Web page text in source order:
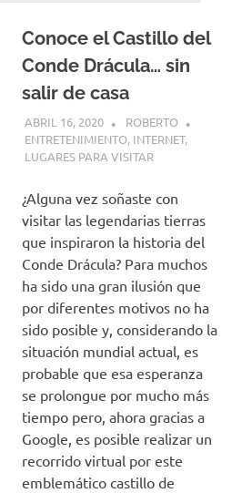
Conoce el Castillo del
Conde Drácula… sin
salir de casa
ABRIL 16, 2020
ROBERTO
ENTRETENIMIENTO, INTERNET,
LUGARES PARA VISITAR
¿Alguna vez soñaste con
visitar las legendarias tierras
que inspiraron la historia del
Conde Drácula? Para muchos
ha sido una gran ilusión que
por diferentes motivos no ha
sido posible y, considerando la
situación mundial actual, es
probable que esa esperanza
se prolongue por mucho más
tiempo pero, ahora gracias a
Google, es posible realizar un
recorrido virtual por este
emblemático castillo de